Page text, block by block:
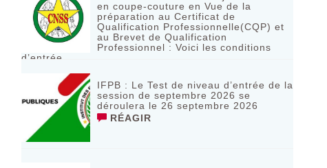
en coupe-couture en Vue de la
préparation au Certificat de
Qualification Professionnelle(CQP) et
au Brevet de Qualification
Professionnel : Voici les conditions
d’entrée
IFPB : Le Test de niveau d’entrée de la
session de septembre 2026 se
déroulera le 26 septembre 2026
RÉAGIR